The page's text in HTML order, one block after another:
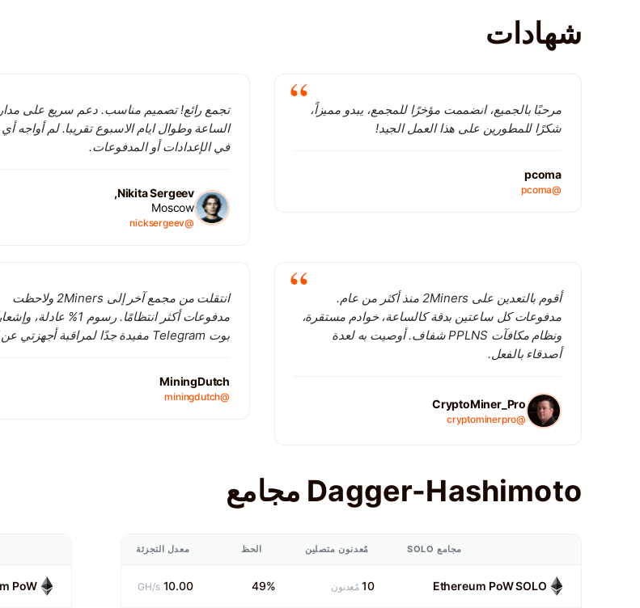
شهادات
تجمع رائع! تصميم مناسب. دعم سريع على مدار
الساعة وطوال ايام الاسبوع تقريبا. لم أواجه
في الإعدادات أو المدفوعات.
Nikita Sergeev,
Moscow
@nicksergeev
مرحبًا بالجميع، انضممت مؤخرًا للمجمع، يبدو مميزاً،
شكرًا للمطورين على هذا العمل الجيد!
pcoma
@pcoma
انتقلت من مجمع آخر إلى 2Miners ولاحظت
مدفوعات أكثر انتظامًا. رسوم 1%
بوت Telegram مفيدة جدًا لمراقبة أجهزتي عن بُعد.
MiningDutch
@miningdutch
أقوم بالتعدين على 2Miners منذ أكثر من عام.
مدفوعات كل ساعتين بدقة كالساعة، خوادم مستقرة،
ونظام مكافآت PPLNS شفاف. أوصيت به لعدة
أصدقاء بالفعل.
CryptoMiner_Pro
@cryptominerpro
Dagger-Hashimoto مجامع
PoW
مجامع SOLO مٌعدنون متصلين الحظ معدل التجزئة
Ethereum PoW SOLO
10مٌعدنون 49%
10.00
GH/s